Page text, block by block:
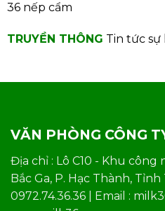
36 nếp cẩm
TRUYỀN THÔNG Tin tức sự
VĂN PHÒNG CÔNG
Địa chỉ : Lô C10 - Khu
Bắc Ga, P. Hạc Thành,
0972.74.36.36 | Email :